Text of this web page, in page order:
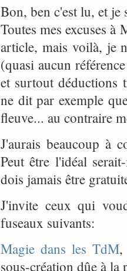
Bon, ben c'est lu, et je
Toutes mes excuses
article, mais voilà, je
(quasi aucun
et surtout déductions
ne dit par exemple
fleuve... au contraire
J'aurais beaucoup à
Peut être l'idéal
dois jamais être
J'invite ceux qui
fuseaux suivants:
Magie dans les TdM,
sous-création dûe à la